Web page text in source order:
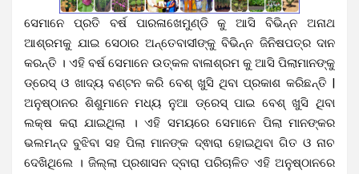
ସେମାନେ ପ୍ରତି ବର୍ଷ ପାରଳାଖେମୁଣ୍ଡି କୁ ଆସି ବିଭିନ୍ନ ଅନାଥ
ଆଶ୍ରମକୁ ଯାଇ ସେଠାର ଅନ୍ତେବାସୀଙ୍କୁ ବିଭିନ୍ନ ଜିନିଷପତ୍ର ଦାନ
କରନ୍ତି । ଏହି ବର୍ଷ ସେମାନେ ଉତ୍କଳ ବାଳାଶ୍ରମ କୁ ଆସି ପିଲାମାନଙ୍କୁ
ଡ୍ରେସ୍ ଓ ଖାଦ୍ୟ ବଣ୍ଟନ କରି ବେଶ୍ ଖୁସି ଥିବା ପ୍ରକାଶ କରିଛନ୍ତି |
ଅନୁଷ୍ଠାନର ଶିଶୁମାନେ ମଧ୍ୟ ନୁଆ ଡ୍ରେସ୍ ପାଇ ବେଶ୍ ଖୁସି ଥିବା
ଲକ୍ଷ କରା ଯାଇଥିଲା । ଏହି ସମୟରେ ସେମାନେ ପିଲା ମାନଙ୍କର
ଭଲମନ୍ଦ ବୁଝିବା ସହ ପିଲା ମାନଙ୍କ ଦ୍ଵାରା ହୋଇଥିବା ଗିତ ଓ ନାଚ
ଦେଖିଥିଲେ । ଜିଲ୍ଲା ପ୍ରଶାସନ ଦ୍ବାରା ପରିଚାଳିତ ଏହି ଅନୁଷ୍ଠାନରେ